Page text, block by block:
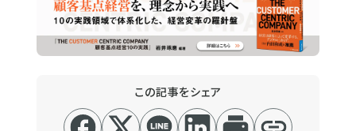
この記事をシェア